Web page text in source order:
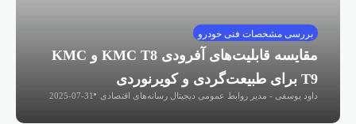
بررسی مشخصات فنی خودرو
مقایسه قابلیت‌های آفرودی KMC T8 و KMC
داود یوسفی - مدیر روابط عمومی دیجیتال رسانه‌های اقتصادی 2025-07-31